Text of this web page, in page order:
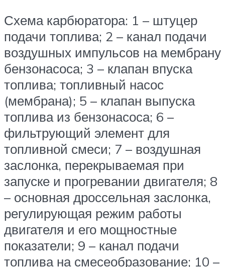
Схема карбюратора: 1 – штуцер
подачи топлива; 2 – канал подачи
воздушных импульсов на мембрану
бензонасоса; 3 – клапан впуска
топлива; топливный насос
(мембрана); 5 – клапан выпуска
топлива из бензонасоса; 6 –
фильтрующий элемент для
топливной смеси; 7 – воздушная
заслонка, перекрываемая при
запуске и прогревании двигателя; 8
– основная дроссельная заслонка,
регулирующая режим работы
двигателя и его мощностные
показатели; 9 – канал подачи
топлива на смесеобразование; 10 –